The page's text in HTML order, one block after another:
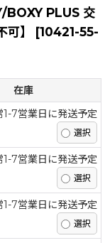
PLUS 交
】
[10421-55-
在庫
1-7営業日に発送予定
1-7営業日に発送予定
1-7営業日に発送予定